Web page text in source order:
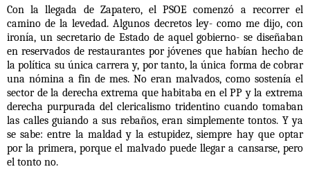
Con la llegada de Zapatero, el PSOE comenzó a recorrer el
camino de la levedad. Algunos decretos ley- como me dijo, con
ironía, un secretario de Estado de aquel gobierno- se diseñaban
en reservados de restaurantes por jóvenes que habían hecho de
la política su única carrera y, por tanto, la única forma de cobrar
una nómina a fin de mes. No eran malvados, como sostenía el
sector de la derecha extrema que habitaba en el PP y la extrema
derecha purpurada del clericalismo tridentino cuando tomaban
las calles guiando a sus rebaños, eran simplemente tontos. Y ya
se sabe: entre la maldad y la estupidez, siempre hay que optar
por la primera, porque el malvado puede llegar a cansarse, pero
el tonto no.